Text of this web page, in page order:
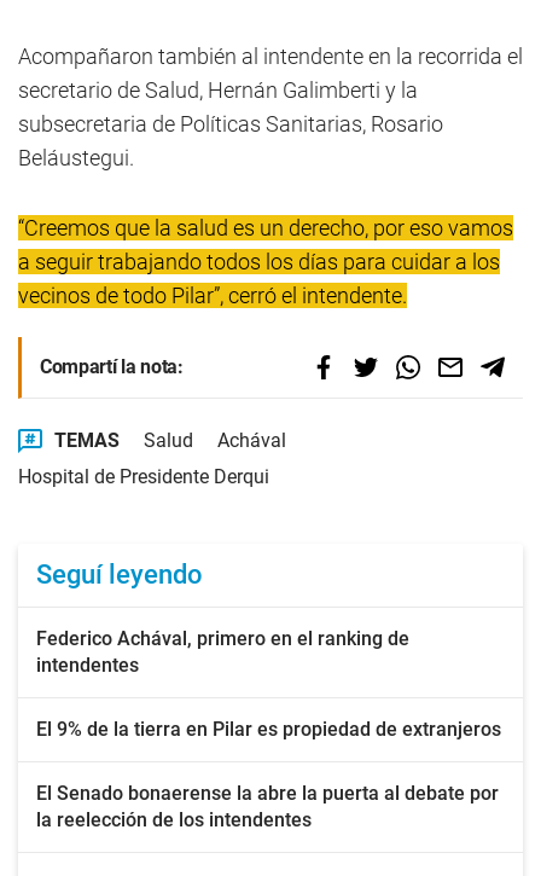
Acompañaron también al intendente en la recorrida el
secretario de Salud, Hernán Galimberti y la
subsecretaria de Políticas Sanitarias, Rosario
Beláustegui.
“Creemos que la salud es un derecho, por eso vamos
a seguir trabajando todos los días para cuidar a los
vecinos de todo Pilar”, cerró el intendente.
Compartí la nota:
TEMAS Salud
Achával
Hospital de Presidente Derqui
Seguí leyendo
Federico Achával, primero en el ranking de
intendentes
El 9% de la tierra en Pilar es propiedad de extranjeros
El Senado bonaerense la abre la puerta al debate por
la reelección de los intendentes